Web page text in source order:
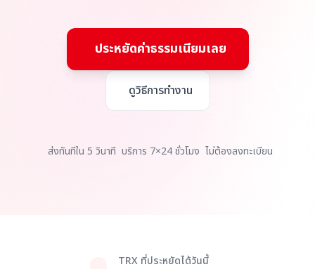
ประหยัดค่าธรรมเนียมเลย
ดูวิธีการทำงาน
ส่งทันทีใน 5 วินาที บริการ 7×24 ชั่วโมง ไม่ต้องลงทะเบียน
TRX ที่ประหยัดได้วันนี้